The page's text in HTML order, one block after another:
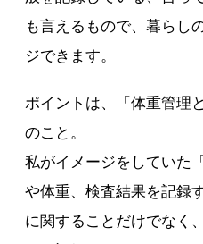
も言えるもので、暮らし
ジできます。
ポイントは、「体重管理
のこと。
私がイメージをしていた
や体重、検査結果を記録
に関することだけでなく